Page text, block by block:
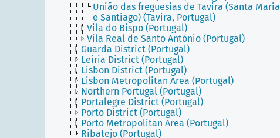
União das freguesias de Tavira (Santa Maria
e Santiago) (Tavira, Portugal)
Vila do Bispo (Portugal)
Vila Real de Santo António (Portugal)
Guarda District (Portugal)
Leiria District (Portugal)
Lisbon District (Portugal)
Lisbon Metropolitan Area (Portugal)
Northern Portugal (Portugal)
Portalegre District (Portugal)
Porto District (Portugal)
Porto Metropolitan Area (Portugal)
Ribatejo (Portugal)